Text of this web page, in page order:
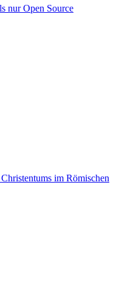
nur Open Source
im Römischen